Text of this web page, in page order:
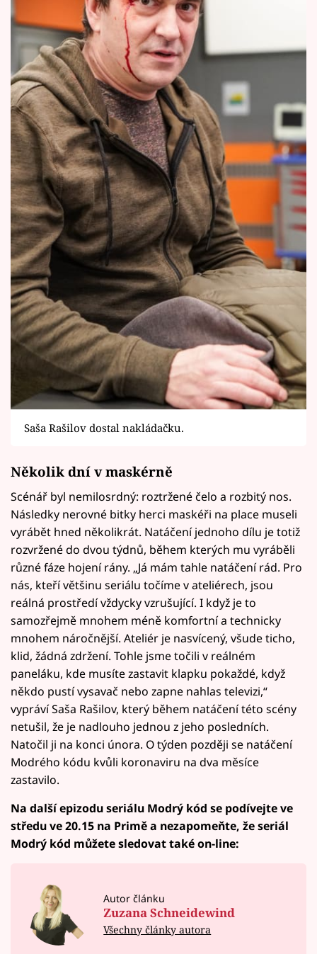
Saša Rašilov dostal nakládačku.
Několik dní v maskérně
Scénář byl nemilosrdný: roztržené čelo a rozbitý nos.
Následky nerovné bitky herci maskéři na place museli
vyrábět hned několikrát. Natáčení jednoho dílu je totiž
rozvržené do dvou týdnů, během kterých mu vyráběli
různé fáze hojení rány. „Já mám tahle natáčení rád. Pro
nás, kteří většinu seriálu točíme v ateliérech, jsou
reálná prostředí vždycky vzrušující. I když je to
samozřejmě mnohem méně komfortní a technicky
mnohem náročnější. Ateliér je nasvícený, všude ticho,
klid, žádná zdržení. Tohle jsme točili v reálném
paneláku, kde musíte zastavit klapku pokaždé, když
někdo pustí vysavač nebo zapne nahlas televizi,“
vypráví Saša Rašilov, který během natáčení této scény
netušil, že je nadlouho jednou z jeho posledních.
Natočil ji na konci února. O týden později se natáčení
Modrého kódu kvůli koronaviru na dva měsíce
zastavilo.
Na další epizodu seriálu Modrý kód se podívejte ve
středu ve 20.15 na Primě a nezapomeňte, že seriál
Modrý kód můžete sledovat také on-line:
Autor článku
Zuzana Schneidewind
Všechny články autora